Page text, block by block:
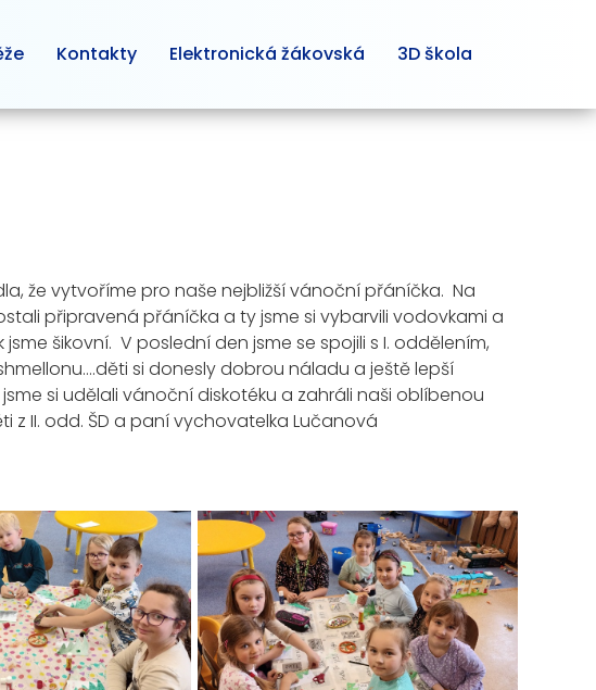
Kontakty Elektronická žákovská 3D škola
že vytvoříme pro naše nejbližší vánoční přáníčka. Na
připravená přáníčka a ty jsme si vybarvili vodovkami a
šikovní. V poslední den jsme se spojili s I. oddělením,
si donesly dobrou náladu a ještě lepší
si udělali vánoční diskotéku a zahráli naši oblíbenou
z II. odd. ŠD a paní vychovatelka Lučanová